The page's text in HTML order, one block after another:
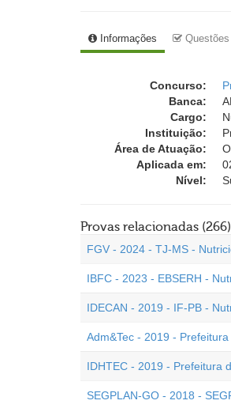
Informações
Concurso:
Banca:
Cargo:
Instituição:
Área de Atuação:
Aplicada em:
Nível:
Provas relacionadas (266)
FGV - 2024 - TJ-MS -
IBFC - 2023 - EBSERH -
IDECAN - 2019 - IF-PB -
Adm&Tec - 2019 -
IDHTEC - 2019 - Prefeitura
SEGPLAN-GO - 2018 -